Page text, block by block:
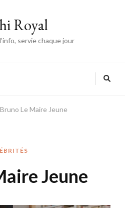
Royal
servie chaque jour
Bruno Le Maire Jeune
Jeune